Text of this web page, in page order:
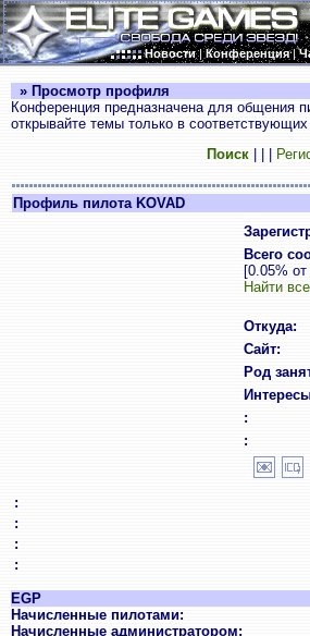
Новости|Конференция|
» Просмотр профиля
Конференция предназначена для общения
открывайте темы только в
Поиск
Профиль пилота KOVAD
Всего
[0.05%
Найти
Откуда:
Сайт:
Род
:
:
:
:
:
:
EGP
Начисленные пилотами:
Начисленные администратором: